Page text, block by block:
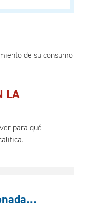
de su consumo
LA
para qué